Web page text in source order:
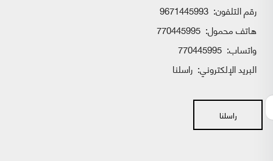
رقم التلفون: 9671445993
هاتف محمول: 770445995
واتساب:
البريد الإلكتروني: راسلنا
راسلنا